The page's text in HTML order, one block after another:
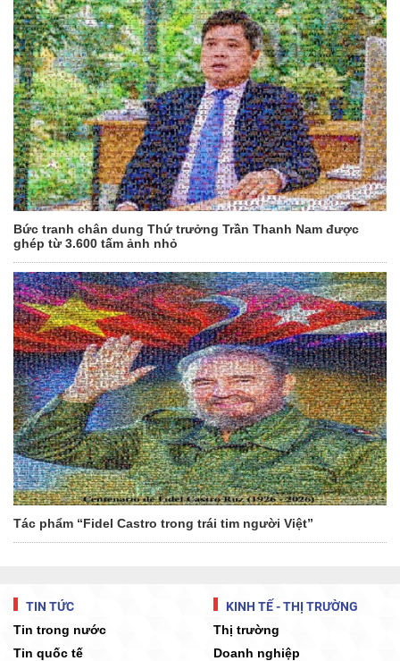
Bức tranh chân dung Thứ trưởng Trần Thanh Nam được
ghép từ 3.600 tấm ảnh nhỏ
Tác phẩm “Fidel Castro trong trái tim người Việt”
TIN TỨC
Tin trong nước
Tin quốc tế
KINH TẾ - THỊ TRƯỜNG
Thị trường
Doanh nghiệp